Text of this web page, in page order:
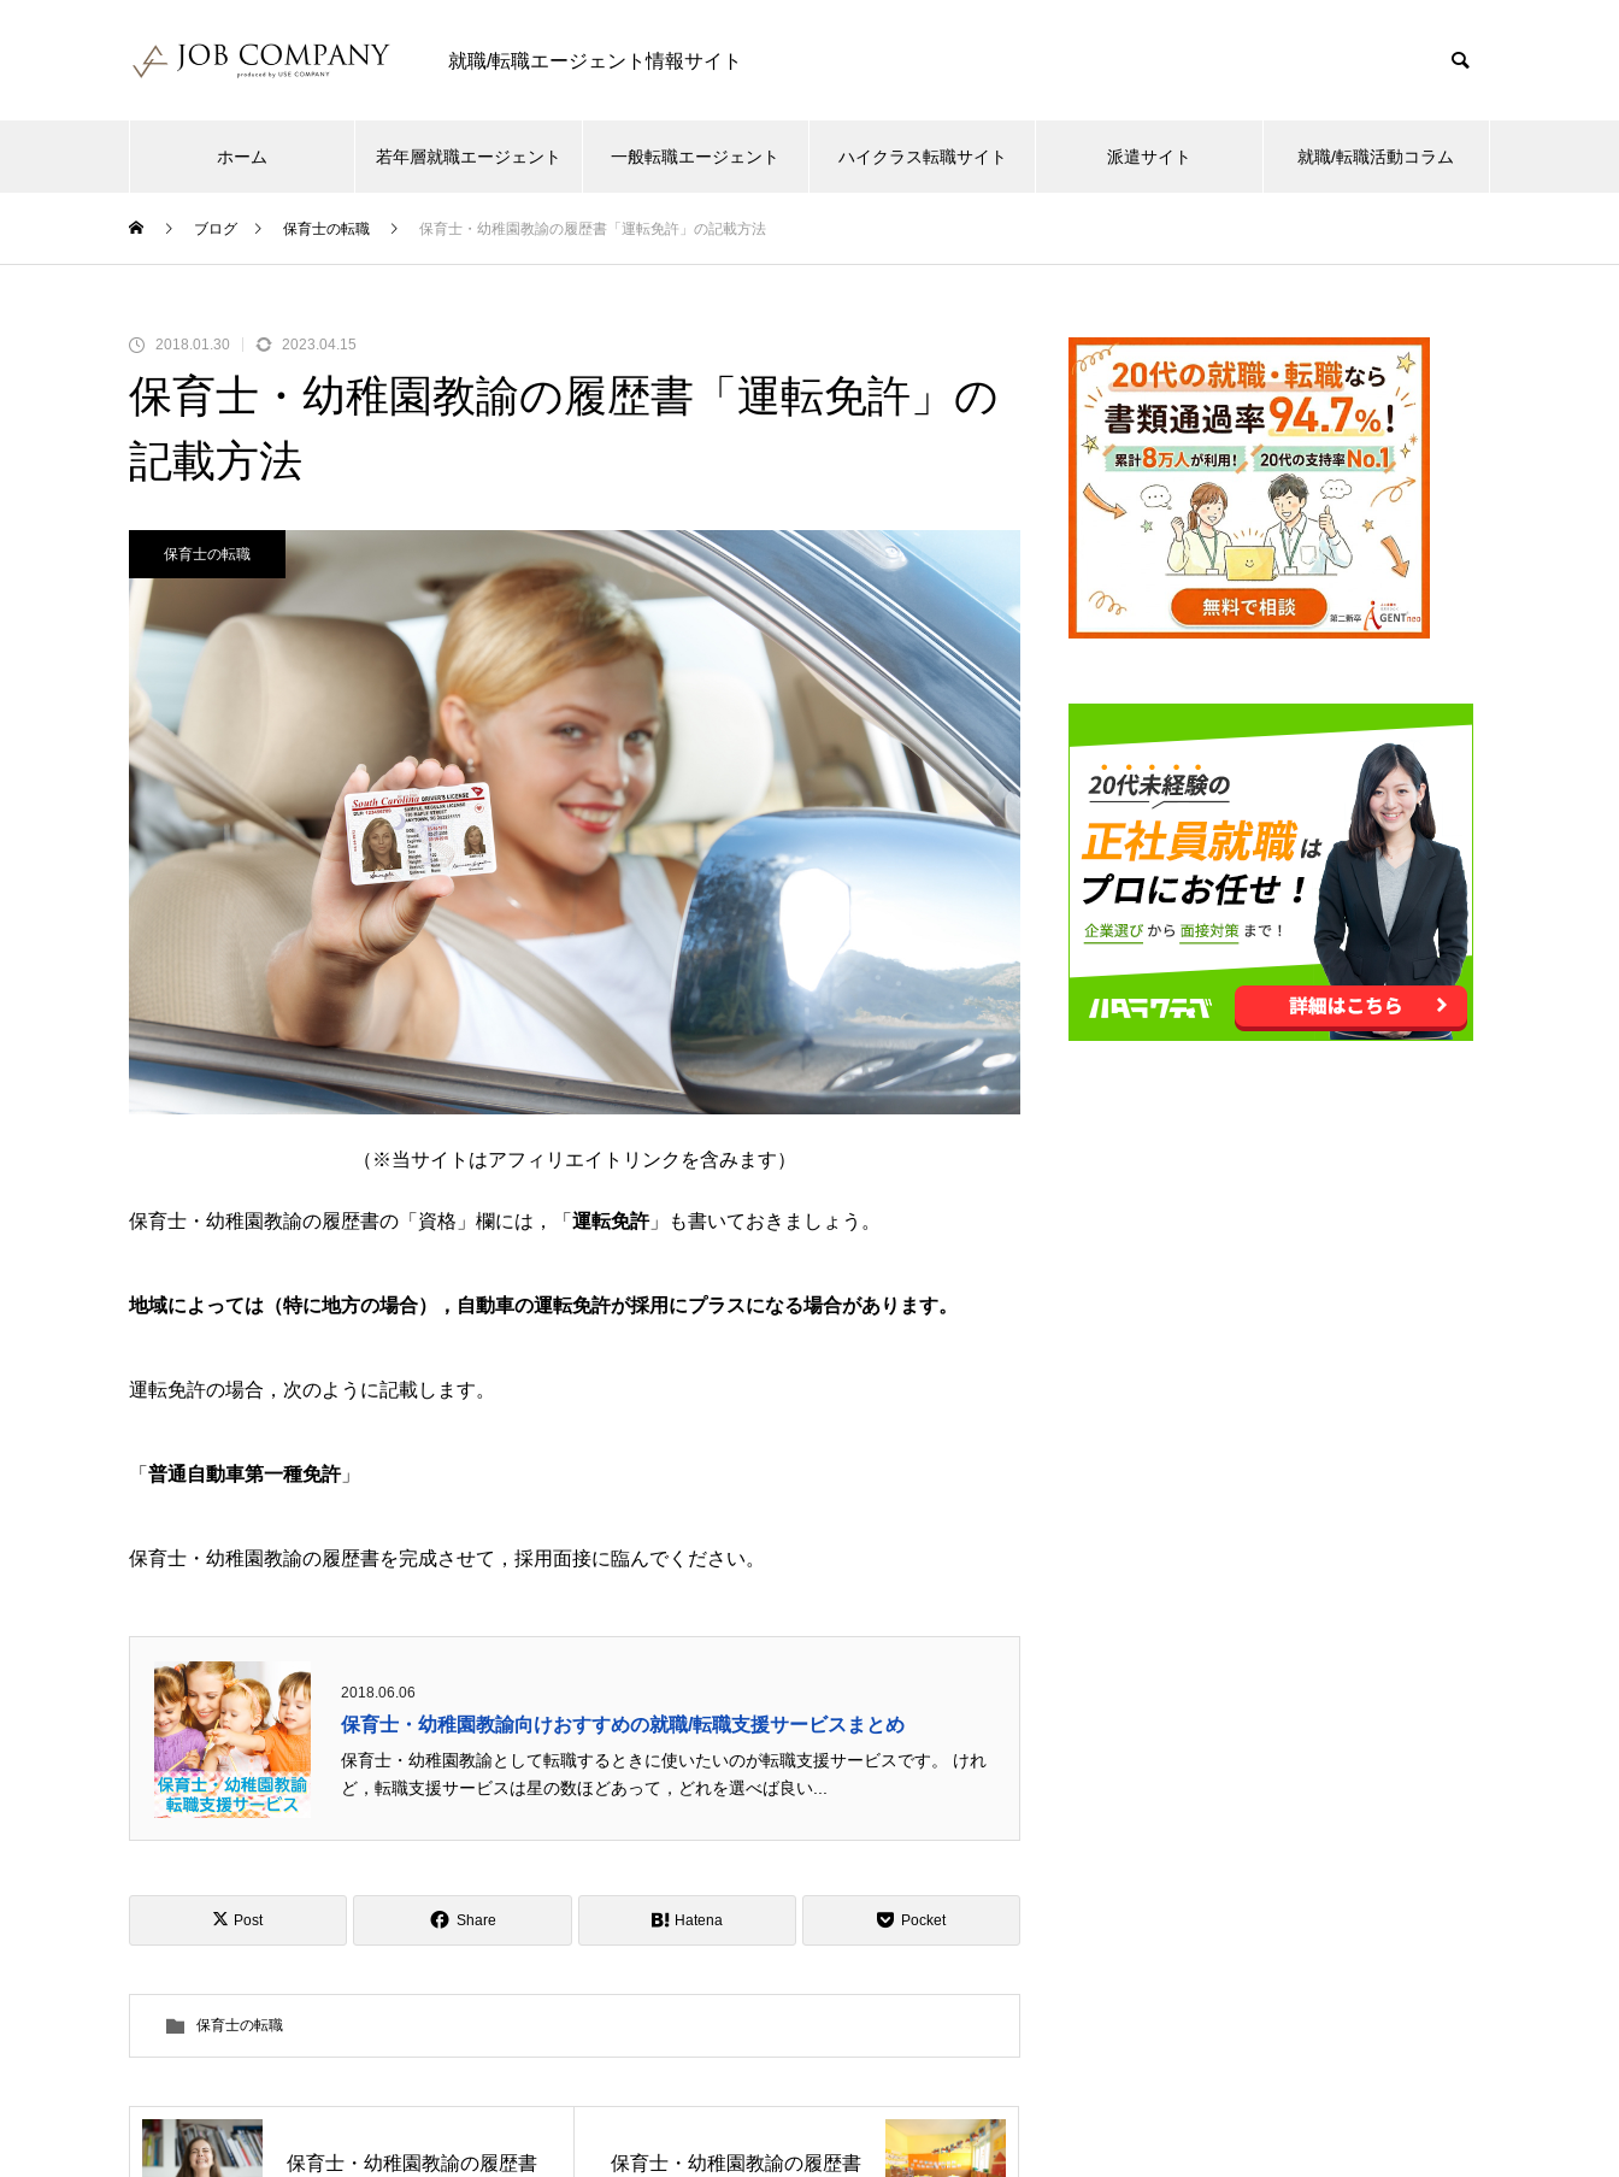
就職/転職エージェント情報サイト
ホーム 若年層就職エージェント 一般転職エージェント ハイクラス転職サイト 派遣サイト 就職/転職活動コラム
ブログ 保育士の転職 保育士・幼稚園教諭の履歴書「運転免許」の記載方法
2018.01.30 2023.04.15
保育士・幼稚園教諭の履歴書「運転免許」の
記載方法
保育士の転職
（※当サイトはアフィリエイトリンクを含みます）
保育士・幼稚園教諭の履歴書の「資格」欄には，「 運転免許」も書いておきましょう。
地域によっては（特に地方の場合），自動車の運転免許が採用にプラスになる場合があります。
運転免許の場合，次のように記載します。
「 普通自動車第一種免許」
保育士・幼稚園教諭の履歴書を完成させて，採用面接に臨んでください。
2018.06.06
保育士・幼稚園教諭向けおすすめの就職/転職支援サービスまとめ
保育士・幼稚園教諭として転職するときに使いたいのが転職支援サービスです。 けれ
ど，転職支援サービスは星の数ほどあって，どれを選べば良い...
Post Share Hatena Pocket
保育士の転職
保育士・幼稚園教諭の履歴書
保育士・幼稚園教諭の履歴書